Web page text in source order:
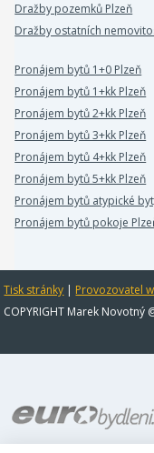
Dražby pozemků Plzeň
Dražby ostatních
Pronájem bytů 1+0 Plzeň
Pronájem bytů 1+kk Plzeň
Pronájem bytů 2+kk Plzeň
Pronájem bytů 3+kk Plzeň
Pronájem bytů 4+kk Plzeň
Pronájem bytů 5+kk Plzeň
Pronájem bytů atypické
Pronájem bytů pokoje
Tisk stránky | Provozovatel
COPYRIGHT Marek Novotný